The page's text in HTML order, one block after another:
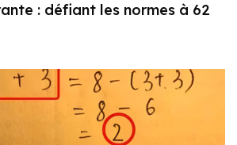
: défiant les normes à 62